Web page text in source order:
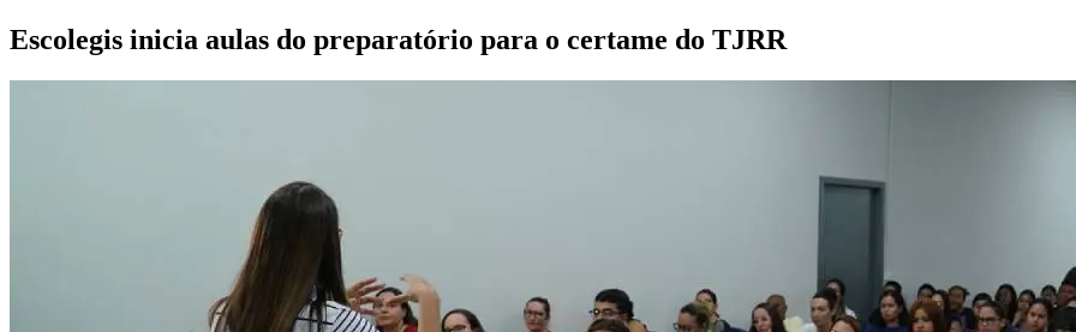
Escolegis inicia aulas do preparatório para o certame do TJRR